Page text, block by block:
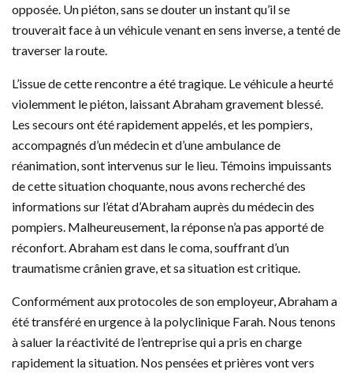
opposée. Un piéton, sans se douter un instant qu’il se
trouverait face à un véhicule venant en sens inverse, a tenté de
traverser la route.
L’issue de cette rencontre a été tragique. Le véhicule a heurté
violemment le piéton, laissant Abraham gravement blessé.
Les secours ont été rapidement appelés, et les pompiers,
accompagnés d’un médecin et d’une ambulance de
réanimation, sont intervenus sur le lieu. Témoins impuissants
de cette situation choquante, nous avons recherché des
informations sur l’état d’Abraham auprès du médecin des
pompiers. Malheureusement, la réponse n’a pas apporté de
réconfort. Abraham est dans le coma, souffrant d’un
traumatisme crânien grave, et sa situation est critique.
Conformément aux protocoles de son employeur, Abraham a
été transféré en urgence à la polyclinique Farah. Nous tenons
à saluer la réactivité de l’entreprise qui a pris en charge
rapidement la situation. Nos pensées et prières vont vers